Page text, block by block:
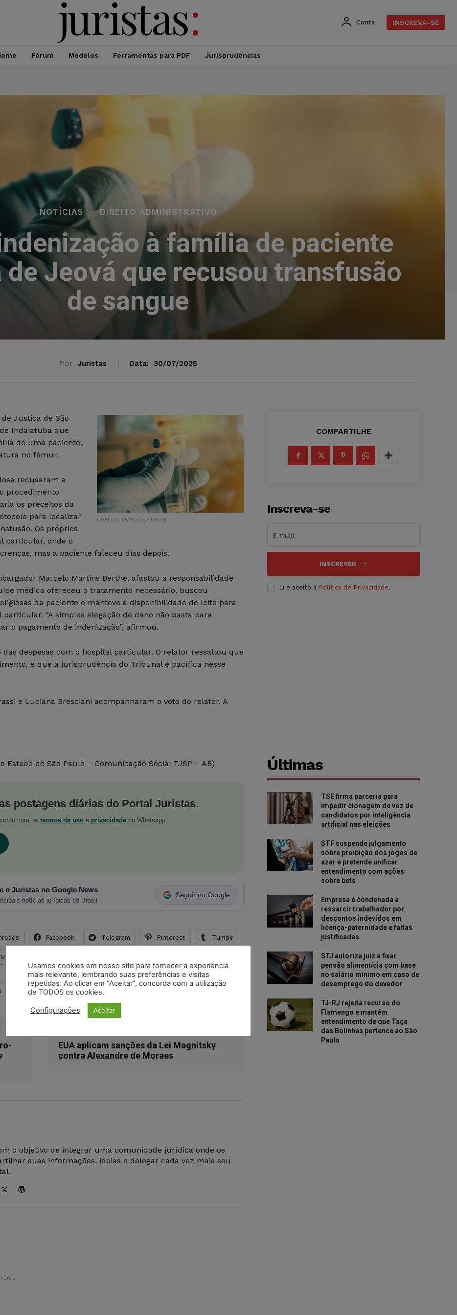
Conta INSCREVA-SE
Fórum Modelos Ferramentas para PDF Jurisprudências
NOTÍCIAS DIREITO ADMINISTRATIVO
à família de paciente
Jeová que recusou transfusão
de sangue
Por Juristas Data: 30/07/2025
Créditos: CIPhotos / iStock
Justiça de São
Indaiatuba que
de uma paciente,
no fêmur.
recusaram a
procedimento
os preceitos da
para localizar
Os próprios
particular, onde o
mas a paciente faleceu dias depois.
Marcelo Martins Berthe, afastou a responsabilidade
médica ofereceu o tratamento necessário, buscou
da paciente e manteve a disponibilidade de leito para
“A simples alegação de dano não basta para
o pagamento de indenização”, afirmou.
despesas com o hospital particular. O relator ressaltou que
e que a jurisprudência do Tribunal é pacífica nesse
e Luciana Bresciani acompanharam o voto do relator. A
de São Paulo – Comunicação Social TJSP – AB)
postagens diárias do Portal Juristas.
com os termos de uso e privacidade do Whatsapp.
o Juristas no Google News
notícias jurídicas do Brasil
Seguir no Google
Facebook Telegram Pinterest Tumblr
Mastodon
transfusão de sangue
EUA aplicam sanções da Lei Magnitsky
contra Alexandre de Moraes
o objetivo de integrar uma comunidade jurídica onde os
suas informações, ideias e delegar cada vez mais seu
COMPARTILHE
Inscreva-se
INSCREVER
Li e aceito a Política de Privacidade.
Últimas
TSE firma parceria para
impedir clonagem de voz de
candidatos por inteligência
artificial nas eleições
STF suspende julgamento
sobre proibição dos jogos de
azar e pretende unificar
entendimento com ações
sobre bets
Empresa é condenada a
ressarcir trabalhador por
descontos indevidos em
licença-paternidade e faltas
justificadas
STJ autoriza juiz a fixar
pensão alimentícia com base
no salário mínimo em caso de
desemprego do devedor
TJ-RJ rejeita recurso do
Flamengo e mantém
entendimento de que Taça
das Bolinhas pertence ao São
Paulo
Usamos cookies em nosso site para fornecer a experiência
mais relevante, lembrando suas preferências e visitas
repetidas. Ao clicar em “Aceitar”, concorda com a utilização
de TODOS os cookies.
Configurações Aceitar